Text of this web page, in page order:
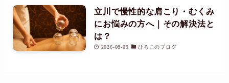
立川で慢性的な肩こり・むくみ
にお悩みの方へ｜その解決法と
は？
2026-08-09 ひろこのブログ